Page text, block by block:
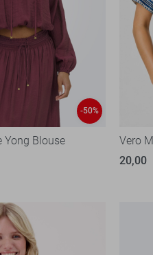
-50%
Yong Blouse
Vero
20,00